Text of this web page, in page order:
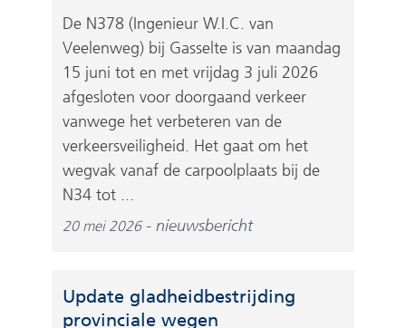
De N378 (Ingenieur W.I.C. van
Veelenweg) bij Gasselte is van maandag
15 juni tot en met vrijdag 3 juli 2026
afgesloten voor doorgaand verkeer
vanwege het verbeteren van de
verkeersveiligheid. Het gaat om het
wegvak vanaf de carpoolplaats bij de
N34 tot ...
20 mei 2026 nieuwsbericht
Update gladheidbestrijding
provinciale wegen